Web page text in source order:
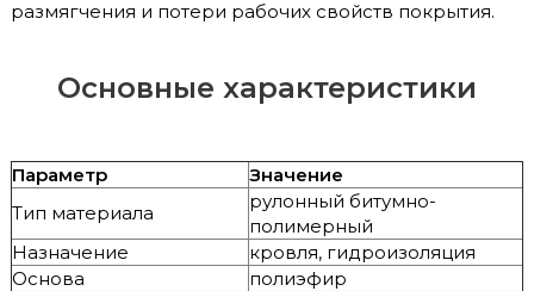
размягчения и потери рабочих свойств покрытия.
Основные характеристики
Параметр
Значение
Тип материала
рулонный битумно-
полимерный
Назначение
кровля, гидроизоляция
Основа
полиэфир